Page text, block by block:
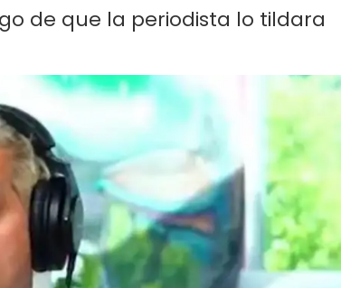
de que la periodista lo tildara